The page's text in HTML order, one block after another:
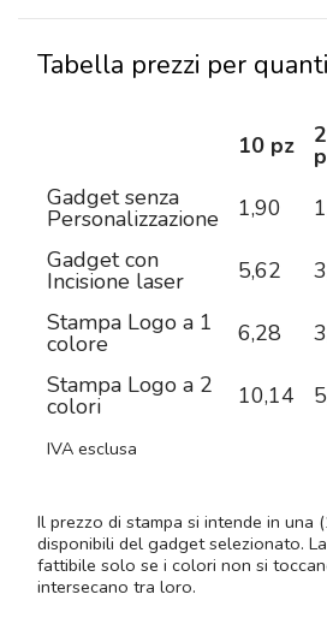
Tabella prezzi per
10 pz
Gadget senza
Personalizzazione 1,90
Gadget con
Incisione laser 5,62
Stampa Logo a 1
colore 6,28
Stampa Logo a 2
colori 10,14
IVA esclusa
Il prezzo di stampa si intende in una
disponibili del gadget selezionato.
fattibile solo se i colori non si
intersecano tra loro.